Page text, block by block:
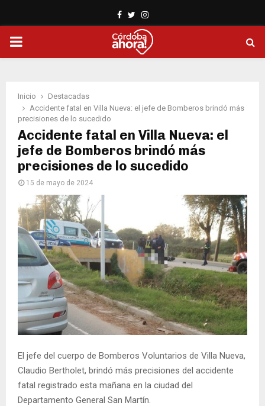
Facebook
TwitterInstagram
PRIMARY
Inicio
Destacadas
Accidente fatal en Villa Nueva: el jefe de Bomberos brindó más
precisiones de lo sucedido
Accidente fatal en Villa Nueva: el
jefe de Bomberos brindó más
precisiones de lo sucedido
15 de mayo de 2024
El jefe del cuerpo de Bomberos Voluntarios de Villa Nueva,
Claudio Bertholet, brindó más precisiones del accidente
fatal registrado esta mañana en la ciudad del
Departamento General San Martín.